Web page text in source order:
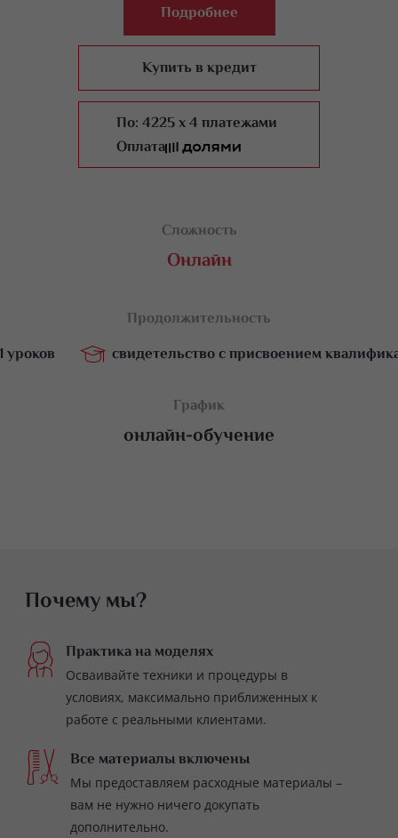
Подробнее
Купить в кредит
По:4225 x 4 платежами
Оплата
Сложность
Онлайн
Продолжительность
уроков
свидетельство с присвоением
График
онлайн-обучение
11
Почему мы?
Практика на моделях
Осваивайте техники и процедуры в
условиях, максимально приближенных к
работе с реальными клиентами.
Все материалы включены
Мы предоставляем расходные материалы –
вам не нужно ничего докупать
дополнительно.